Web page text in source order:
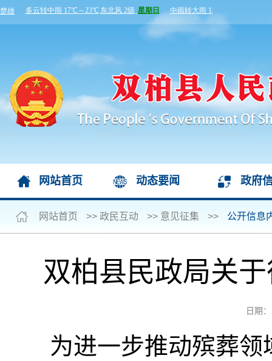
网站首页 动态要闻 政府
网站首页 >> 政民互动 >> 意见征集 >> 公开信息
双柏县民政局关
日期
为进一步推动殡葬